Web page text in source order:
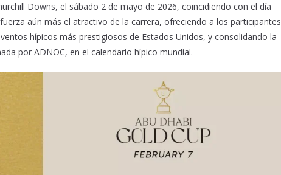
Downs, el sábado 2 de mayo de 2026, coincidiendo con el día
aún más el atractivo de la carrera, ofreciendo a los participantes
hípicos más prestigiosos de Estados Unidos, y consolidando la
por ADNOC, en el calendario hípico mundial.